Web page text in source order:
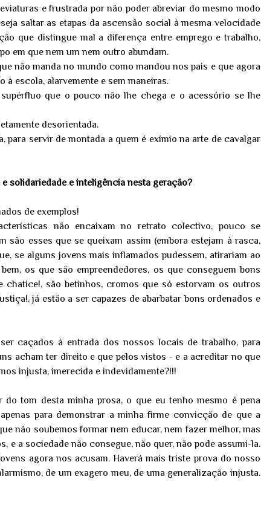
e frustrada por não poder abreviar do mesmo modo
saltar as etapas da ascensão social à mesma velocidade
que distingue mal a diferença entre emprego e trabalho,
em que nem um nem outro abundam.
não manda no mundo como mandou nos pais e que agora
escola, alarvemente e sem maneiras.
que o pouco não lhe chega e o acessório se lhe
desorientada.
para servir de montada a quem é exímio na arte de cavalgar
solidariedade e inteligência nesta geração?
de exemplos!
não encaixam no retrato colectivo, pouco se
são esses que se queixam assim (embora estejam à rasca,
se alguns jovens mais inflamados pudessem, atirariam ao
os que são empreendedores, os que conseguem bons
chatice!, são betinhos, cromos que só estorvam os outros
já estão a ser capazes de abarbatar bons ordenados e
caçados à entrada dos nossos locais de trabalho, para
acham ter direito e que pelos vistos - e a acreditar no que
injusta, imerecida e indevidamente?!!!
tom desta minha prosa, o que eu tenho mesmo é pena
para demonstrar a minha firme convicção de que a
não soubemos formar nem educar, nem fazer melhor, mas
e a sociedade não consegue, não quer, não pode assumi-la.
agora nos acusam. Haverá mais triste prova do nosso
de um exagero meu, de uma generalização injusta.